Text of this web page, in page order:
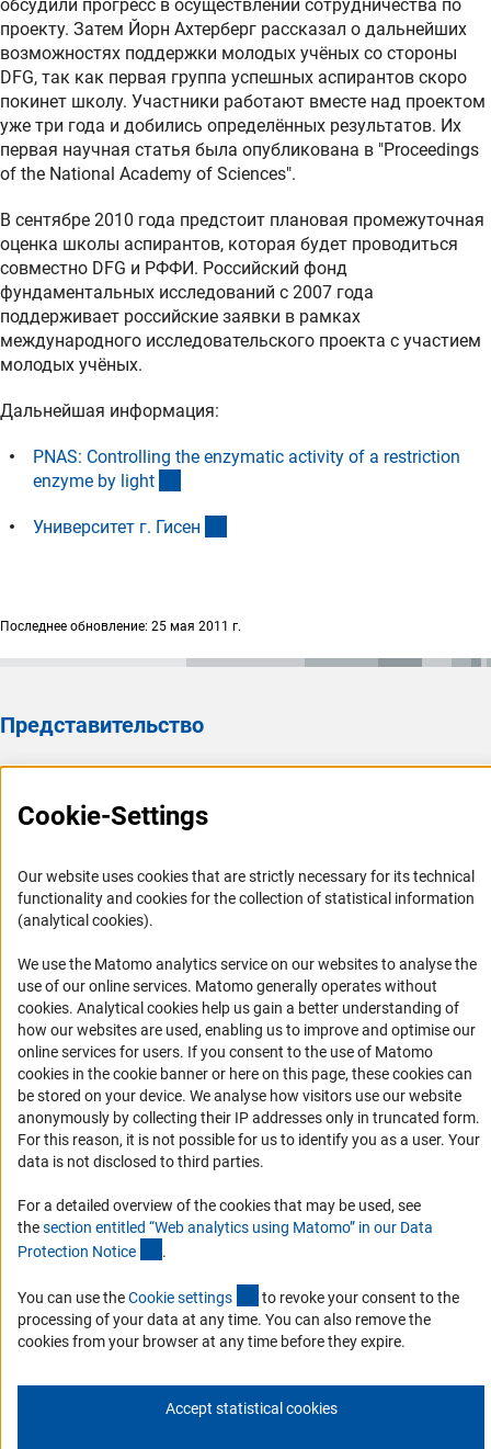
обсудили прогресс в осуществлении сотрудничества по
проекту. Затем Йорн Ахтерберг рассказал о дальнейших
возможностях поддержки молодых учёных со стороны
DFG, так как первая группа успешных аспирантов скоро
покинет школу. Участники работают вместе над проектом
уже три года и добились определённых результатов. Их
первая научная статья была опубликована в "Proceedings
of the National Academy of Sciences".
В сентябре 2010 года предстоит плановая промежуточная
оценка школы аспирантов, которая будет проводиться
совместно DFG и РФФИ. Российский фонд
фундаментальных исследований с 2007 года
поддерживает российские заявки в рамках
международного исследовательского проекта с участием
молодых учёных.
Дальнейшая информация:
PNAS: Controlling the enzymatic activity of a restriction
enzyme by light
Университет г. Гисен
Последнее обновление: 25 мая 2011 г.
Представительство
Представительство DFG в России/СНГ 2003 - 2022
История Представительства 2003 - 2022
Органы управления
Задачи DFG
История DFG
Финансирование
Совместные конкурсы с российскими партнёрскими
организациями
Партнёры DFG в России
Часто задаваемые вопросы (FAQ)
DFG Newsletter
Receive news from the DFG directly in your mailbox.
Cookie-Settings
Our website uses cookies that are strictly necessary for its technical
functionality and cookies for the collection of statistical information
(analytical cookies).
We use the Matomo analytics service on our websites to analyse the
use of our online services. Matomo generally operates without
cookies(Anc
. Analytical cookies help us gain a better understanding of
how our websites are used, enabling us to improve and optimise our
online services for users. If you consent to the use of Matomo
cookies in the cookie banner or here on this page, these cookies can
be stored on your device. We analyse how visitors use our website
anonymously by collecting their IP addresses only in truncated form.
For this reason, it is not possible for us to identify you as a user. Your
data is not disclosed to third parties.
For a detailed overview of the cookies that may be used, see
thesection entitled “Web analytics using Matomo” in our Data
Protection Notice .
You can use theCookie settings (externer Link)
to revoke your consent to the
processing of your data at any time. You can also remove the
cookies from your browser at any time before they expire.
Accept statistical cookies